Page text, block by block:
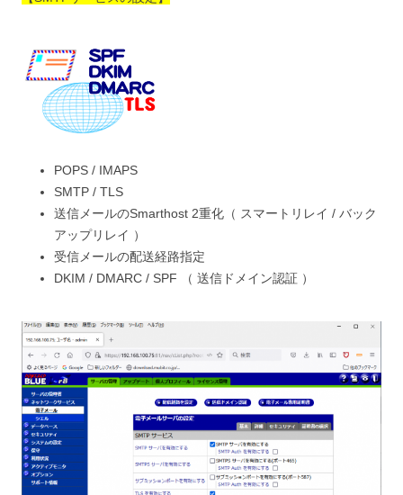
POPS / IMAPS
SMTP / TLS
送信メールのSmarthost 2重化（ スマートリレイ / バック
アップリレイ ）
受信メールの配送経路指定
DKIM / DMARC / SPF （ 送信ドメイン認証 ）